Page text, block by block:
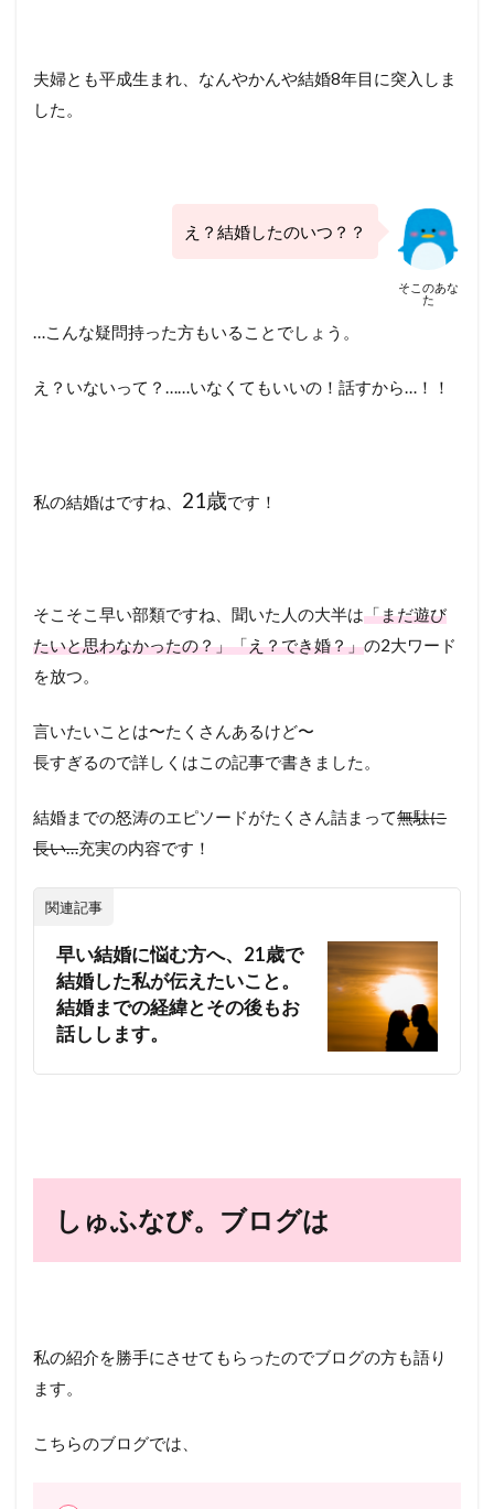
夫婦とも平成生まれ、なんやかんや結婚8年目に突入しま
した。
そこのあな
た
え？結婚したのいつ？？
…こんな疑問持った方もいることでしょう。
え？いないって？……いなくてもいいの！話すから…！！
私の結婚はですね、 21歳です！
そこそこ早い部類ですね、聞いた人の大半は「まだ遊び
たいと思わなかったの？」「え？でき婚？」の2大ワード
を放つ。
言いたいことは〜たくさんあるけど〜
長すぎるので詳しくはこの記事で書きました。
結婚までの怒涛のエピソードがたくさん詰まって無駄に
長い…充実の内容です！
関連記事
早い結婚に悩む方へ、21歳で
結婚した私が伝えたいこと。
結婚までの経緯とその後もお
話しします。
しゅふなび。ブログは
私の紹介を勝手にさせてもらったのでブログの方も語り
ます。
こちらのブログでは、